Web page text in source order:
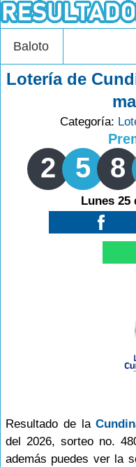
Baloto
Lotería de
Categoría:
2 5 8
Lunes 25
Resultado de la
del 2026, sorteo no.
además puedes ver la